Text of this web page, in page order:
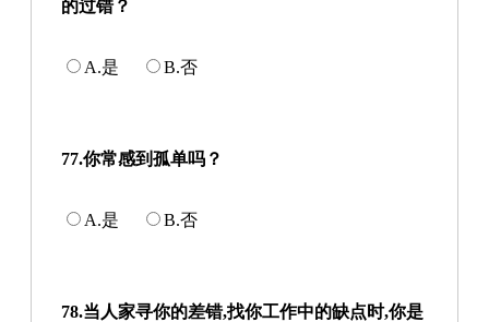
的过错？
A.是 B.否
77.你常感到孤单吗？
A.是 B.否
78.当人家寻你的差错,找你工作中的缺点时,你是